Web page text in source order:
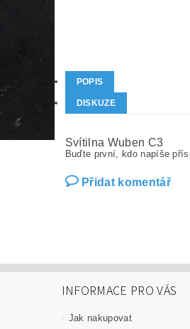
POPIS
DISKUZE
Svítilna Wuben C3
Buďte první, kdo napíše
Přidat komentář
INFORMACE PRO VÁS
Jak nakupovat